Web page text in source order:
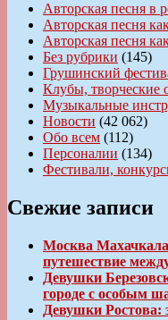
Авторская песня в
Авторская песня
Авторская песня
Без рубрики (145)
Грушинский
Клубы, творческие
Музыкальные
Новости (42 062)
Обо всем (112)
Персоналии (134)
Фестивали,
Свежие записи
Москва
путешествие
Девушки
городе с особым
Девушки Ростова: